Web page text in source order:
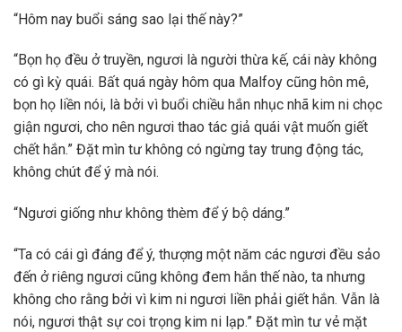
“Hôm nay buổi sáng sao lại thế này?”
“Bọn họ đều ở truyền, ngươi là người thừa kế, cái này không
có gì kỳ quái. Bất quá ngày hôm qua Malfoy cũng hôn mê,
bọn họ liền nói, là bởi vì buổi chiều hắn nhục nhã kim ni chọc
giận ngươi, cho nên ngươi thao tác giả quái vật muốn giết
chết hắn.” Đặt mìn tư không có ngừng tay trung động tác,
không chút để ý mà nói.
“Ngươi giống như không thèm để ý bộ dáng.”
“Ta có cái gì đáng để ý, thượng một năm các ngươi đều sảo
đến ở riêng ngươi cũng không đem hắn thế nào, ta nhưng
không cho rằng bởi vì kim ni ngươi liền phải giết hắn. Vẫn là
nói, ngươi thật sự coi trọng kim ni lạp.” Đặt mìn tư vẻ mặt